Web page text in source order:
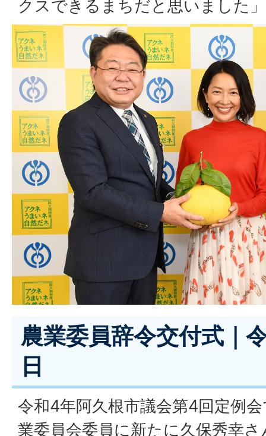
クスできるまちだと思いました
農業委員辞令交付式｜
日
令和4年阿久根市議会第4回定例
業委員会委員に新たに久保秀幸